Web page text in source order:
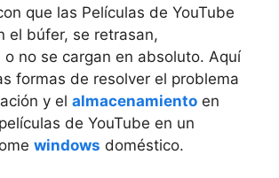
que las Películas de YouTube
el búfer, se retrasan,
no se cargan en absoluto. Aquí
formas de resolver el problema
y el almacenamiento en
de YouTube en un
windows doméstico.